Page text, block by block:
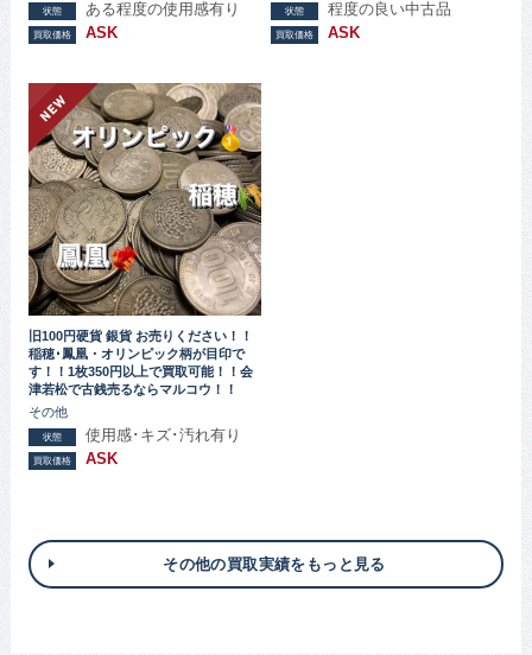
状態 ある程度の使用感有り
買取価格 ASK
状態 程度の良い中古品
買取価格 ASK
旧100円硬貨 銀貨 お売りください！！
稲穂･鳳凰・オリンピック柄が目印で
す！！1枚350円以上で買取可能！！会
津若松で古銭売るならマルコウ！！
その他
状態 使用感･キズ･汚れ有り
買取価格 ASK
その他の買取実績をもっと見る